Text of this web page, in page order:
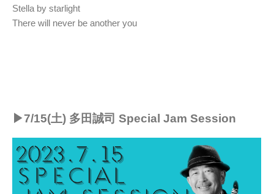
Stella by starlight
There will never be another you
▶︎7/15(土) 多田誠司 Special Jam Session